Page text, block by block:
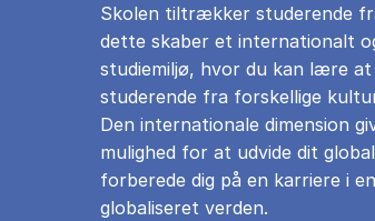
Skolen tiltrækker studerende
dette skaber et internationalt
studiemiljø, hvor du kan lære at
studerende fra forskellige
Den internationale dimension
mulighed for at udvide dit
forberede dig på en karriere i
globaliseret verden.